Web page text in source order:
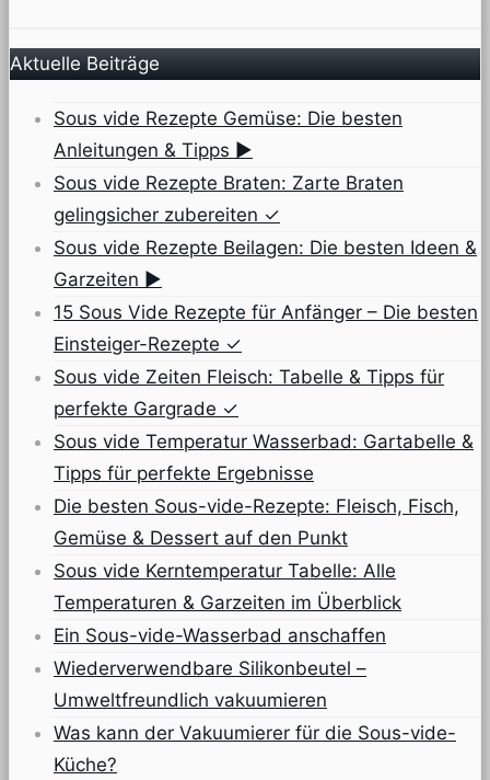
Aktuelle Beiträge
Sous vide Rezepte Gemüse: Die besten
Anleitungen & Tipps ▶
Sous vide Rezepte Braten: Zarte Braten
gelingsicher zubereiten ✓
Sous vide Rezepte Beilagen: Die besten Ideen &
Garzeiten ▶
15 Sous Vide Rezepte für Anfänger – Die besten
Einsteiger-Rezepte ✓
Sous vide Zeiten Fleisch: Tabelle & Tipps für
perfekte Gargrade ✓
Sous vide Temperatur Wasserbad: Gartabelle &
Tipps für perfekte Ergebnisse
Die besten Sous-vide-Rezepte: Fleisch, Fisch,
Gemüse & Dessert auf den Punkt
Sous vide Kerntemperatur Tabelle: Alle
Temperaturen & Garzeiten im Überblick
Ein Sous-vide-Wasserbad anschaffen
Wiederverwendbare Silikonbeutel –
Umweltfreundlich vakuumieren
Was kann der Vakuumierer für die Sous-vide-
Küche?